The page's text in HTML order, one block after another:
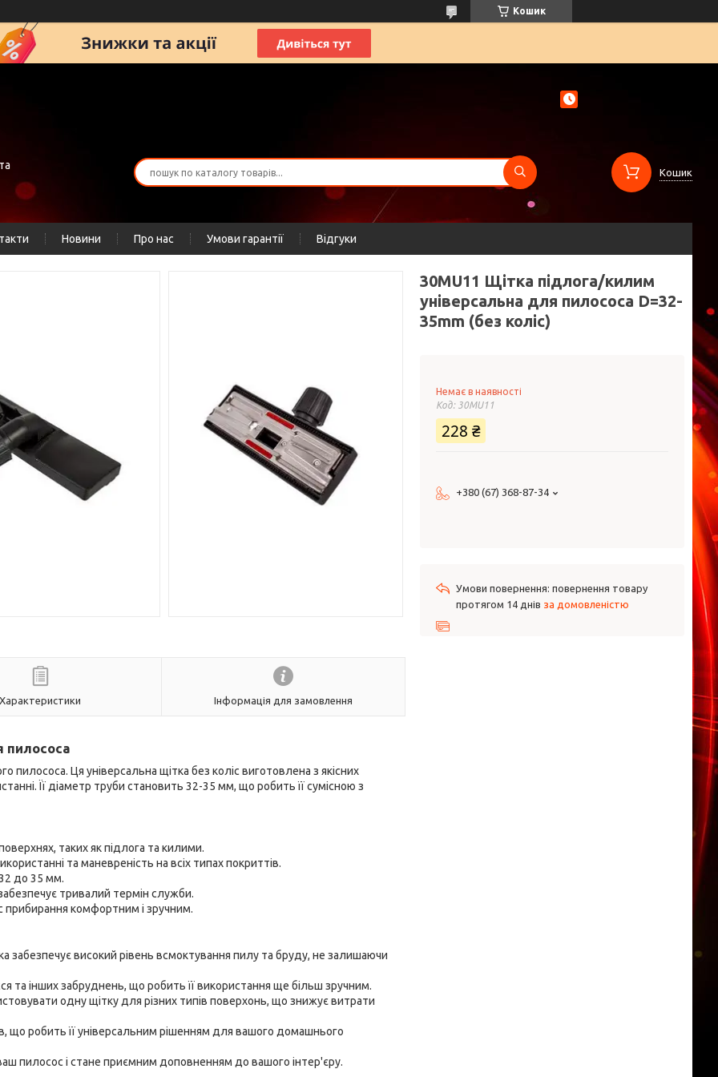
Кошик
Кошик
Новини Про нас Умови гарантії Відгуки
Характеристики Інформація для замовлення
пилососа
Ця універсальна щітка без коліс виготовлена з якісних
Її діаметр труби становить 32-35 мм, що робить її сумісною з
таких як підлога та килими.
та маневреність на всіх типах покриттів.
до 35 мм.
тривалий термін служби.
комфортним і зручним.
забезпечує високий рівень всмоктування пилу та бруду, не залишаючи
та інших забруднень, що робить її використання ще більш зручним.
одну щітку для різних типів поверхонь, що знижує витрати
що робить її універсальним рішенням для вашого домашнього
пилосос і стане приємним доповненням до вашого інтер'єру.
30MU11 Щітка підлога/килим
універсальна для пилососа D=32-
35mm (без коліс)
Немає в наявності
Код: 30MU11
228 ₴
+380 (67) 368-87-34
повернення товару
протягом 14 днів за домовленістю